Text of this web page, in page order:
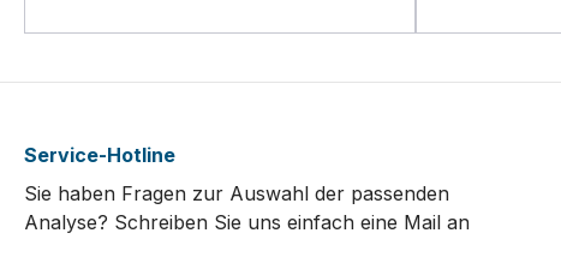
Service-Hotline
Sie haben Fragen zur Auswahl der passenden
Analyse? Schreiben Sie uns einfach eine Mail an